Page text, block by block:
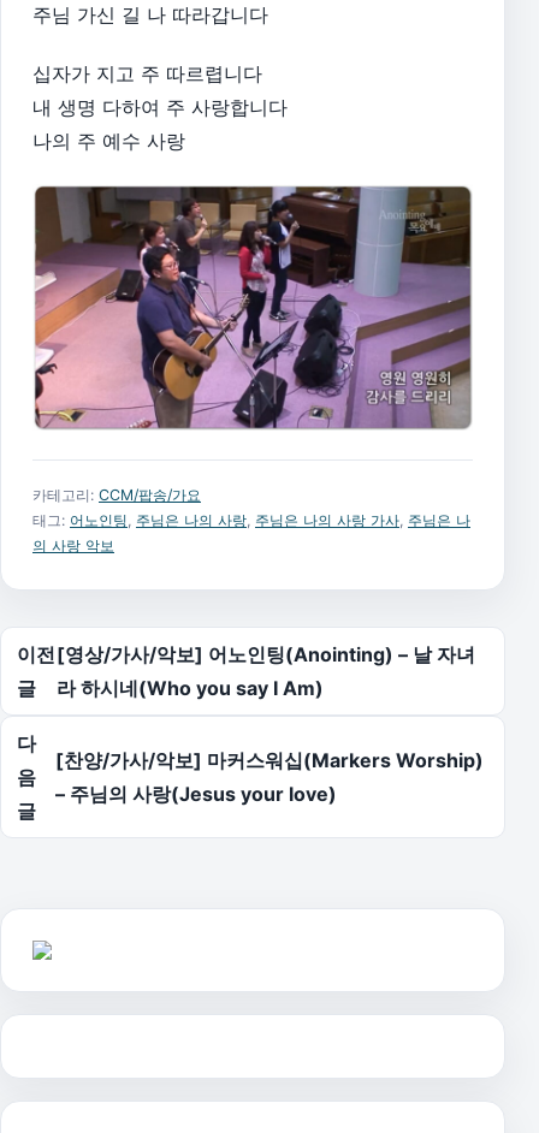
주님 가신 길 나 따라갑니다
십자가 지고 주 따르렵니다
내 생명 다하여 주 사랑합니다
나의 주 예수 사랑
카테고리: CCM/팝송/가요
태그: 어노인팅, 주님은 나의 사랑, 주님은 나의 사랑 가사, 주님은 나
의 사랑 악보
글 탐색
이전
글
[영상/가사/악보] 어노인팅(Anointing) – 날 자녀
라 하시네(Who you say I Am)
다
음
글
[찬양/가사/악보] 마커스워십(Markers Worship)
– 주님의 사랑(Jesus your love)